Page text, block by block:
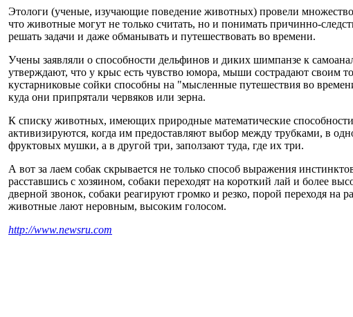
Этологи (ученые, изучающие поведение животных) провели
что животные могут не только считать, но и понимать причинно-
решать задачи и даже обманывать и путешествовать во времени.
Учены заявляли о способности дельфинов и диких шимпанзе к
утверждают, что у крыс есть чувство юмора, мыши сострадают своим
кустарниковые сойки способны на "мысленные путешествия во
куда они припрятали червяков или зерна.
К списку животных, имеющих природные математические
активизируются, когда им предоставляют выбор между трубками, в
фруктовых мушки, а в другой три, заползают туда, где их три.
А вот за лаем собак скрывается не только способ выражения
расставшись с хозяином, собаки переходят на короткий лай и более
дверной звонок, собаки реагируют громко и резко, порой переходя на
животные лают неровным, высоким голосом.
http://www.newsru.com